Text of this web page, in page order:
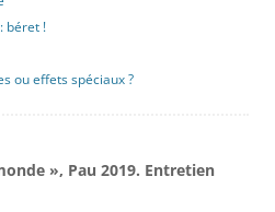
béret !
ou effets spéciaux ?
», Pau 2019. Entretien